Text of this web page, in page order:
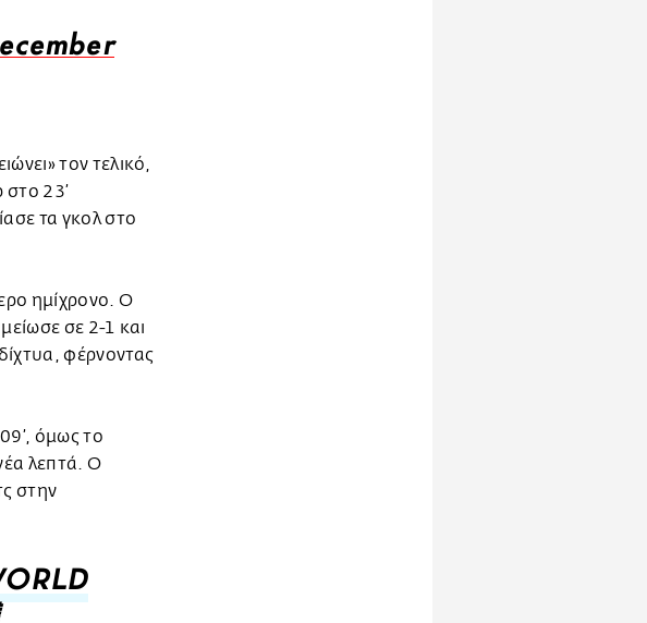
τον τελικό,
23’
τα γκολ στο
ημίχρονο. Ο
σε 2-1 και
φέρνοντας
όμως το
λεπτά. Ο
στην